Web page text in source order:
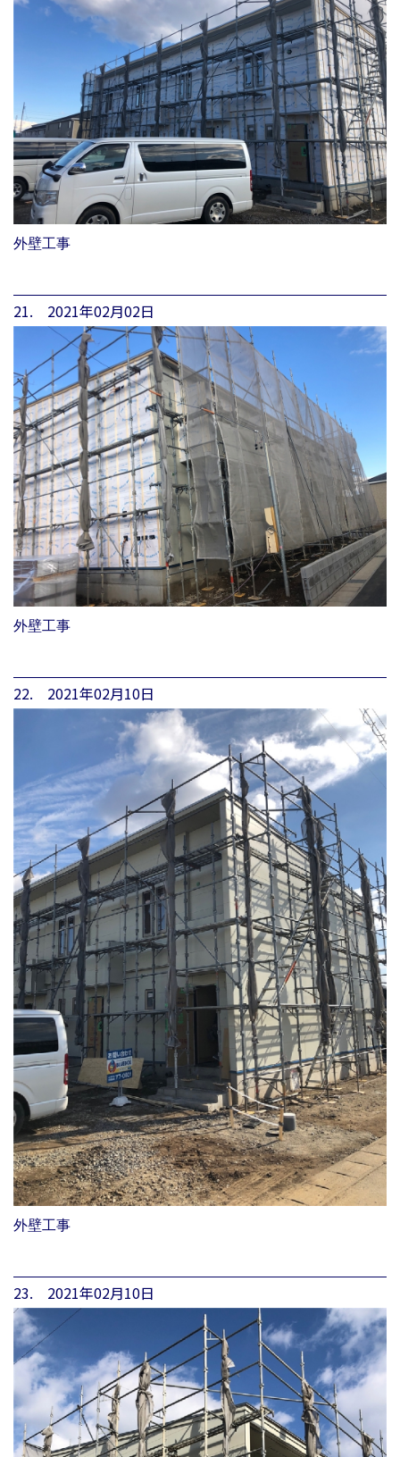
外壁工事
21. 2021年02月02日
外壁工事
22. 2021年02月10日
外壁工事
23. 2021年02月10日